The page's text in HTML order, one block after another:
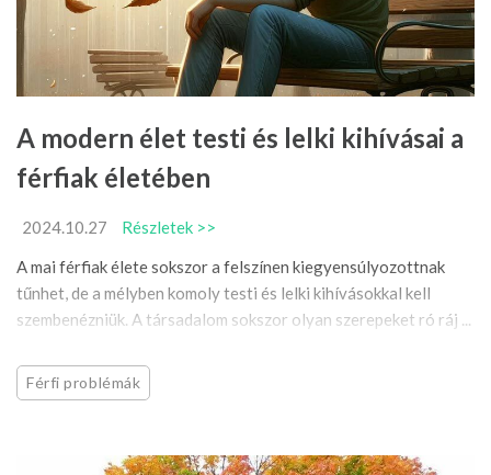
A modern élet testi és lelki kihívásai a
férfiak életében
2024.10.27
Részletek >>
A mai férfiak élete sokszor a felszínen kiegyensúlyozottnak
tűnhet, de a mélyben komoly testi és lelki kihívásokkal kell
szembenézniük. A társadalom sokszor olyan szerepeket ró ráj ...
Férfi problémák